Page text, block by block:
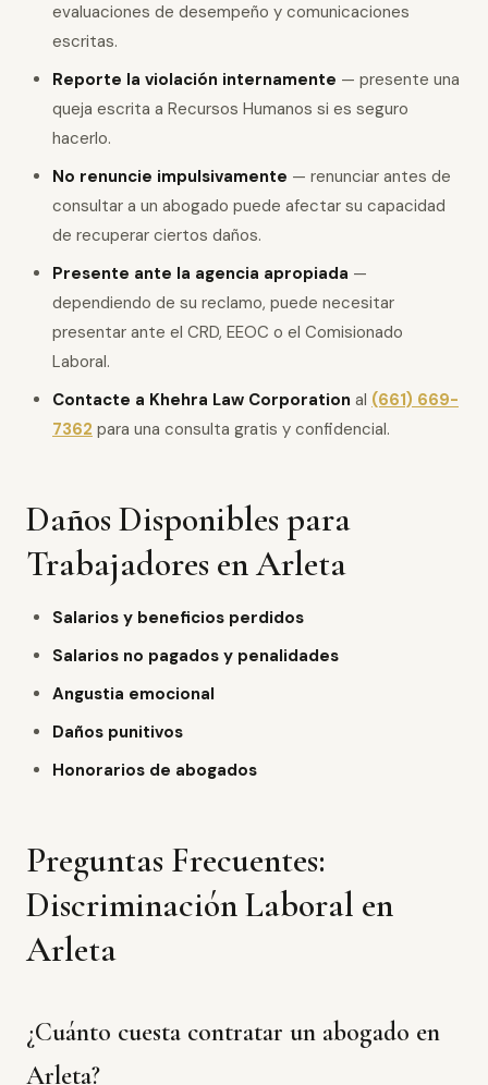
evaluaciones de desempeño y comunicaciones
escritas.
Reporte la violación internamente — presente una
queja escrita a Recursos Humanos si es seguro
hacerlo.
No renuncie impulsivamente — renunciar antes de
consultar a un abogado puede afectar su capacidad
de recuperar ciertos daños.
Presente ante la agencia apropiada —
dependiendo de su reclamo, puede necesitar
presentar ante el CRD, EEOC o el Comisionado
Laboral.
Contacte a Khehra Law Corporation al (661) 669-
7362 para una consulta gratis y confidencial.
Daños Disponibles para
Trabajadores en Arleta
Salarios y beneficios perdidos
Salarios no pagados y penalidades
Angustia emocional
Daños punitivos
Honorarios de abogados
Preguntas Frecuentes:
Discriminación Laboral en
Arleta
¿Cuánto cuesta contratar un abogado en
Arleta?